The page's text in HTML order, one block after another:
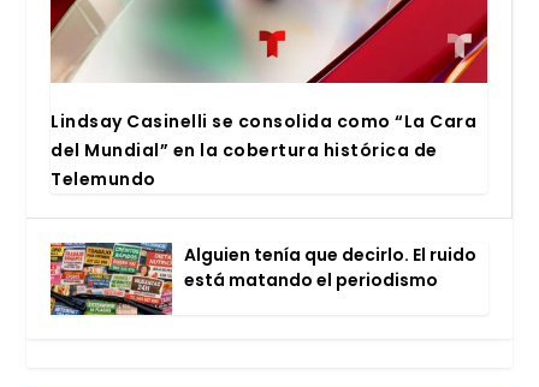
Lind­say Casi­ne­lli se con­so­li­da como “La Cara
del Mun­dial” en la cober­tu­ra his­tó­ri­ca de
Tele­mun­do
Alguien tenía que decir­lo. El rui­do
está matan­do el perio­dis­mo